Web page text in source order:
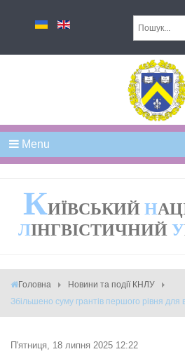
Menu
КИЇВСЬКИЙ Н
ЛІНГВІСТИЧНИЙ У
Головна
Новини та події КНЛУ
Збільшено суму грантів першого рівня для
П'ятниця, 18 липня 2025 12:22